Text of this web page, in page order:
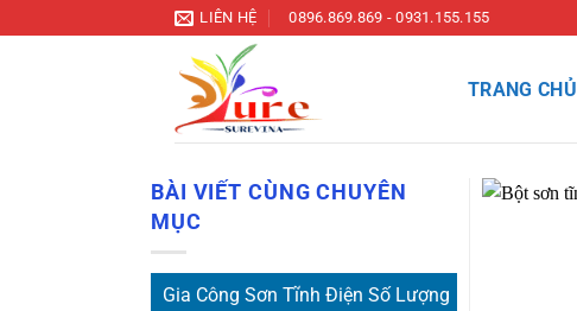
qua
LIÊN HỆ 0896.869.869 - 0931.155.155
TRANG CHỦ
BÀI VIẾT CÙNG CHUYÊN
MỤC
Gia Công Sơn Tĩnh Điện Số Lượng